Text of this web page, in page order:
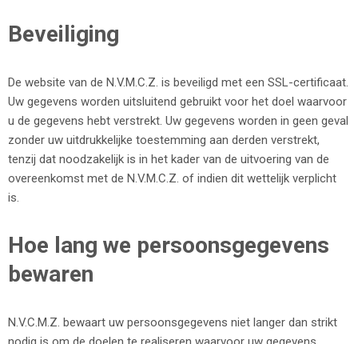
Beveiliging
De website van de N.V.M.C.Z. is beveiligd met een SSL-certificaat.
Uw gegevens worden uitsluitend gebruikt voor het doel waarvoor
u de gegevens hebt verstrekt. Uw gegevens worden in geen geval
zonder uw uitdrukkelijke toestemming aan derden verstrekt,
tenzij dat noodzakelijk is in het kader van de uitvoering van de
overeenkomst met de N.V.M.C.Z. of indien dit wettelijk verplicht
is.
Hoe lang we persoonsgegevens
bewaren
N.V.C.M.Z. bewaart uw persoonsgegevens niet langer dan strikt